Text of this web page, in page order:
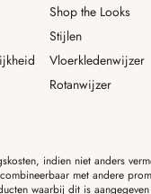
Shop the Looks
Stijlen
Vloerkledenwijzer
Rotanwijzer
indien niet anders
met andere
waarbij dit is